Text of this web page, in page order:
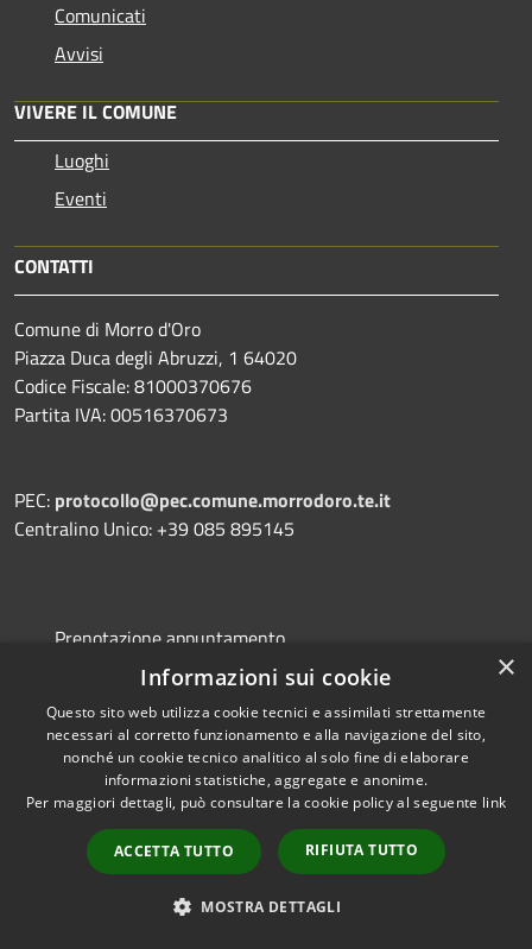
Comunicati
Avvisi
VIVERE IL COMUNE
Luoghi
Eventi
CONTATTI
Comune di Morro d'Oro
Piazza Duca degli Abruzzi, 1 64020
Codice Fiscale: 81000370676
Partita IVA: 00516370673
PEC: protocollo@pec.comune.morrodoro.te.it
Centralino Unico: +39 085 895145
Prenotazione appuntamento
Segnalazione disservizio
Leggi le FAQ
Richiesta assistenza
Amministrazione trasparente
Informativa privacy
×
Informazioni sui cookie
Questo sito web utilizza cookie tecnici e assimilati strettamente
necessari al corretto funzionamento e alla navigazione del sito,
nonché un cookie tecnico analitico al solo fine di elaborare
informazioni statistiche, aggregate e anonime.
Per maggiori dettagli, può consultare la cookie policy al seguente link
ACCETTA TUTTO RIFIUTA TUTTO
MOSTRA DETTAGLI